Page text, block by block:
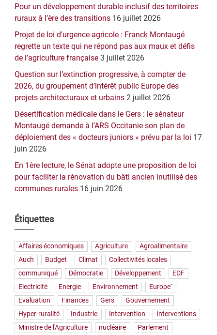
principale
Pour un développement durable inclusif des territoires
ruraux à l’ère des transitions 16 juillet 2026
Projet de loi d’urgence agricole : Franck Montaugé
regrette un texte qui ne répond pas aux maux et défis
de l’agriculture française 3 juillet 2026
Question sur l’extinction progressive, à compter de
2026, du groupement d’intérêt public Europe des
projets architecturaux et urbains 2 juillet 2026
Désertification médicale dans le Gers : le sénateur
Montaugé demande à l’ARS Occitanie son plan de
déploiement des « docteurs juniors » prévu par la loi 17
juin 2026
En 1ère lecture, le Sénat adopte une proposition de loi
pour faciliter la rénovation du bâti ancien inutilisé des
communes rurales 16 juin 2026
Étiquettes
Affaires économiques Agriculture
Agroalimentaire
Auch
Budget Climat
Collectivités locales
communiqué
Démocratie Développement
EDF
Electricité
Energie Environnement
Europe`
Evaluation
Finances Gers
Gouvernement
Hyper-ruralité
Industrie Intervention
Interventions
Ministre de l'Agriculture
nucléaire
Parlement